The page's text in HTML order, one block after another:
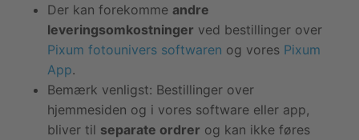
Der kan forekomme andre
leveringsomkostninger ved bestillinger over
Pixum fotounivers softwaren og vores Pixum
App.
Bemærk venligst: Bestillinger over
hjemmesiden og i vores software eller app,
bliver til separate ordrer og kan ikke føres